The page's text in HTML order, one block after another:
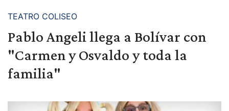
TEATRO COLISEO
Pablo Angeli llega a Bolívar con
"Carmen y Osvaldo y toda la
familia"